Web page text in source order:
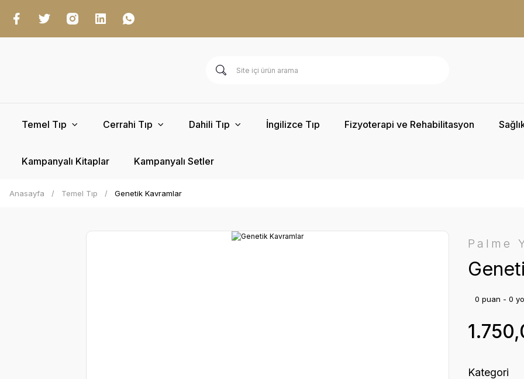
Temel Tıp Cerrahi Tıp Dahili Tıp İngilizce Tıp Fizyoterapi ve Rehabilitasyon
Kampanyalı Kitaplar Kampanyalı Setler
Anasayfa Temel Tıp Genetik Kavramlar
Palme
0 puan - 0
Kategori